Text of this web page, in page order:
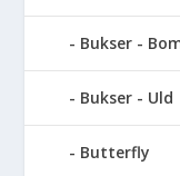
Bukser -
Bukser - Uld
Butterfly